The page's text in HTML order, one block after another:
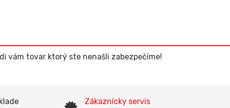
vám tovar ktorý ste nenašli zabezpečíme!
Zákaznícky servis